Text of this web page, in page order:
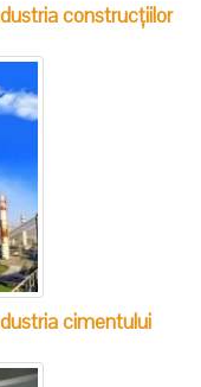
construcțiilor
cimentului